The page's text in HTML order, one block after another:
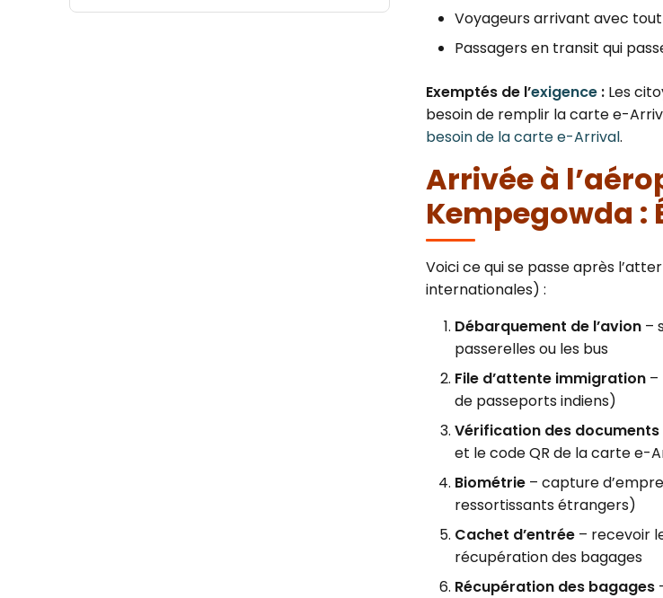
Voyageurs arrivant avec
Passagers en transit qui
Exemptés de l’exigence : Les
besoin de remplir la carte e-
besoin de la carte e-Arrival.
Arrivée à
Kempegowda :
Voici ce qui se passe après
internationales) :
Débarquement de l’avion –
passerelles ou les bus
File d’attente immigration –
de passeports indiens)
Vérification des documents
et le code QR de la carte e-
Biométrie – capture
ressortissants étrangers)
Cachet d’entrée – recevoir
récupération des bagages
Récupération des bagages